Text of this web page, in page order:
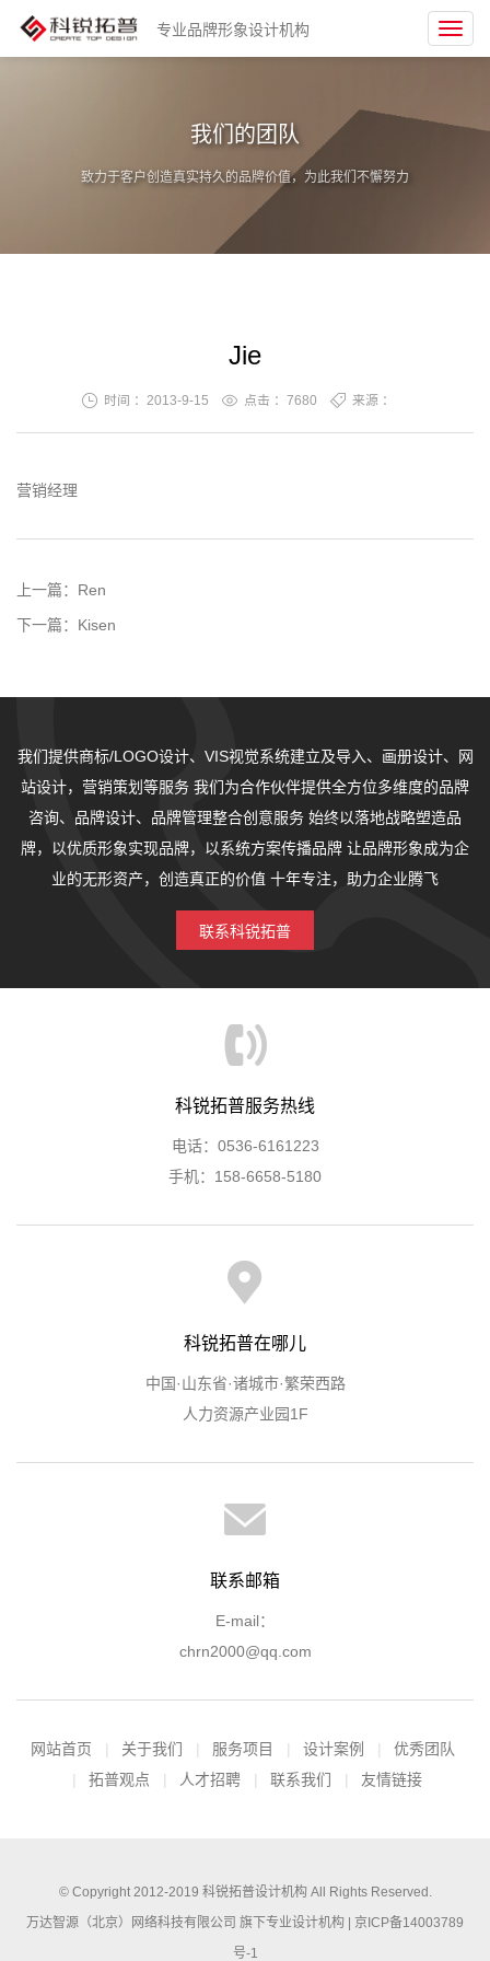
专业品牌形象设计机构
我们的团队
致力于客户创造真实持久的品牌价值，为此我们不懈努力
Jie
时间 ：2013-9-15 点击 ： 7680 来源 ：
营销经理
上一篇： Ren
下一篇： Kisen
我们提供商标/LOGO设计、VIS视觉系统建立及导入、画册设计、网
站设计，营销策划等服务 我们为合作伙伴提供全方位多维度的品牌
咨询、品牌设计、品牌管理整合创意服务 始终以落地战略塑造品
牌，以优质形象实现品牌，以系统方案传播品牌 让品牌形象成为企
业的无形资产，创造真正的价值 十年专注，助力企业腾飞
联系科锐拓普
科锐拓普服务热线
电话：0536-6161223
手机：158-6658-5180
科锐拓普在哪儿
中国·山东省·诸城市·繁荣西路
人力资源产业园1F
联系邮箱
E-mail：
chrn2000@qq.com
网站首页 关于我们 服务项目 设计案例
优秀团队
拓普观点
人才招聘 联系我们 友情链接
© Copyright 2012-2019 科锐拓普设计机构All Rights Reserved.
万达智源（北京）网络科技有限公司 旗下专业设计机构 | 京ICP备14003789
号-1